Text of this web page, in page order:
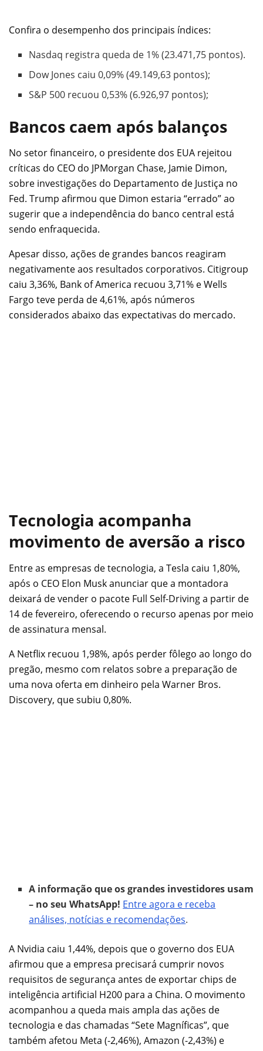
Confira o desempenho dos principais índices:
Nasdaq registra queda de 1% (23.471,75 pontos).
Dow Jones caiu 0,09% (49.149,63 pontos);
S&P 500 recuou 0,53% (6.926,97 pontos);
Bancos caem após balanços
No setor financeiro, o presidente dos EUA rejeitou
críticas do CEO do JPMorgan Chase, Jamie Dimon,
sobre investigações do Departamento de Justiça no
Fed. Trump afirmou que Dimon estaria “errado” ao
sugerir que a independência do banco central está
sendo enfraquecida.
Apesar disso, ações de grandes bancos reagiram
negativamente aos resultados corporativos. Citigroup
caiu 3,36%, Bank of America recuou 3,71% e Wells
Fargo teve perda de 4,61%, após números
considerados abaixo das expectativas do mercado.
Tecnologia acompanha
movimento de aversão a risco
Entre as empresas de tecnologia, a Tesla caiu 1,80%,
após o CEO Elon Musk anunciar que a montadora
deixará de vender o pacote Full Self-Driving a partir de
14 de fevereiro, oferecendo o recurso apenas por meio
de assinatura mensal.
A Netflix recuou 1,98%, após perder fôlego ao longo do
pregão, mesmo com relatos sobre a preparação de
uma nova oferta em dinheiro pela Warner Bros.
Discovery, que subiu 0,80%.
A informação que os grandes investidores usam
– no seu WhatsApp! Entre agora e receba
análises, notícias e recomendações.
A Nvidia caiu 1,44%, depois que o governo dos EUA
afirmou que a empresa precisará cumprir novos
requisitos de segurança antes de exportar chips de
inteligência artificial H200 para a China. O movimento
acompanhou a queda mais ampla das ações de
tecnologia e das chamadas “Sete Magníficas”, que
também afetou Meta (-2,46%), Amazon (-2,43%) e